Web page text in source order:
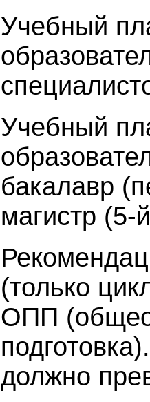
Учебный
Учебный
бакалавр
магистр (5-
(только
ОПП
должно